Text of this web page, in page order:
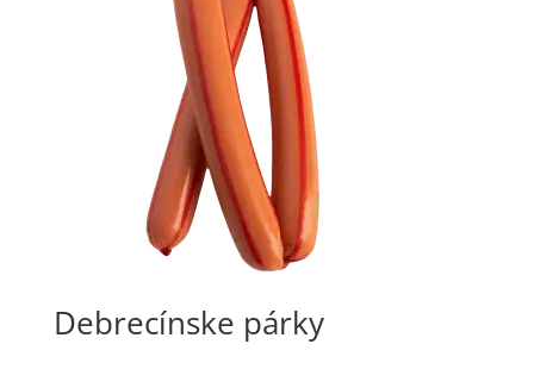
Debrecínske párky